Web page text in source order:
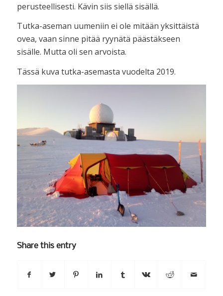
perusteellisesti. Kävin siis siellä sisällä.
Tutka-aseman uumeniin ei ole mitään yksittäistä
ovea, vaan sinne pitää ryynätä päästäkseen
sisälle. Mutta oli sen arvoista.
Tässä kuva tutka-asemasta vuodelta 2019.
Share this entry